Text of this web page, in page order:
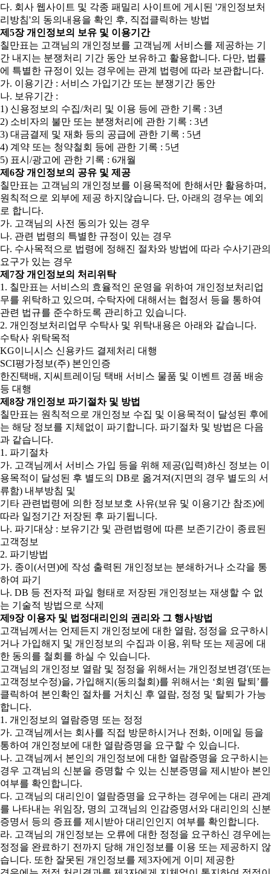
다. 회사 웹사이트 및 각종 패밀리 사이트에 게시된 '개인정보처
리방침'의 동의내용을 확인 후, 직접클릭하는 방법
제5장 개인정보의 보유 및 이용기간
칠만표는 고객님의 개인정보를 고객님께 서비스를 제공하는 기
간 내지는 분쟁처리 기간 동안 보유하고 활용합니다. 다만, 법률
에 특별한 규정이 있는 경우에는 관계 법령에 따라 보관합니다.
가. 이용기간 : 서비스 가입기간 또는 분쟁기간 동안
나. 보유기간 :
1) 신용정보의 수집/처리 및 이용 등에 관한 기록 : 3년
2) 소비자의 불만 또는 분쟁처리에 관한 기록 : 3년
3) 대금결제 및 재화 등의 공급에 관한 기록 : 5년
4) 계약 또는 청약철회 등에 관한 기록 : 5년
5) 표시/광고에 관한 기록 : 6개월
제6장 개인정보의 공유 및 제공
칠만표는 고객님의 개인정보를 이용목적에 한해서만 활용하며,
원칙적으로 외부에 제공 하지않습니다. 단, 아래의 경우는 예외
로 합니다.
가. 고객님의 사전 동의가 있는 경우
나. 관련 법령의 특별한 규정이 있는 경우
다. 수사목적으로 법령에 정해진 절차와 방법에 따라 수사기관의
요구가 있는 경우
제7장 개인정보의 처리위탁
1. 칠만표는 서비스의 효율적인 운영을 위하여 개인정보처리업
무를 위탁하고 있으며, 수탁자에 대해서는 협정서 등을 통하여
관련 법규를 준수하도록 관리하고 있습니다.
2. 개인정보처리업무 수탁사 및 위탁내용은 아래와 같습니다.
수탁사 위탁목적
KG이니시스 신용카드 결제처리 대행
SCI평가정보(주) 본인인증
한진택배, 지씨트레이딩 택배 서비스 물품 및 이벤트 경품 배송
등 대행
제8장 개인정보 파기절차 및 방법
칠만표는 원칙적으로 개인정보 수집 및 이용목적이 달성된 후에
는 해당 정보를 지체없이 파기합니다. 파기절차 및 방법은 다음
과 같습니다.
1. 파기절차
가. 고객님께서 서비스 가입 등을 위해 제공(입력)하신 정보는 이
용목적이 달성된 후 별도의 DB로 옮겨져(지면의 경우 별도의 서
류함) 내부방침 및
기타 관련법령에 의한 정보보호 사유(보유 및 이용기간 참조)에
따라 일정기간 저장된 후 파기됩니다.
나. 파기대상 : 보유기간 및 관련법령에 따른 보존기간이 종료된
고객정보
2. 파기방법
가. 종이(서면)에 작성 출력된 개인정보는 분쇄하거나 소각을 통
하여 파기
나. DB 등 전자적 파일 형태로 저장된 개인정보는 재생할 수 없
는 기술적 방법으로 삭제
제9장 이용자 및 법정대리인의 권리와 그 행사방법
고객님께서는 언제든지 개인정보에 대한 열람, 정정을 요구하시
거나 가입해지 및 개인정보의 수집과 이용, 위탁 또는 제공에 대
한 동의를 철회를 하실 수 있습니다.
고객님의 개인정보 열람 및 정정을 위해서는 개인정보변경'(또는
고객정보수정)을, 가입해지(동의철회)를 위해서는 ‘회원 탈퇴’를
클릭하여 본인확인 절차를 거치신 후 열람, 정정 및 탈퇴가 가능
합니다.
1. 개인정보의 열람증명 또는 정정
가. 고객님께서는 회사를 직접 방문하시거나 전화, 이메일 등을
통하여 개인정보에 대한 열람증명을 요구할 수 있습니다.
나. 고객님께서 본인의 개인정보에 대한 열람증명을 요구하시는
경우 고객님의 신분을 증명할 수 있는 신분증명을 제시받아 본인
여부를 확인합니다.
다. 고객님의 대리인이 열람증명을 요구하는 경우에는 대리 관계
를 나타내는 위임장, 명의 고객님의 인감증명서와 대리인의 신분
증명서 등의 증표를 제시받아 대리인인지 여부를 확인합니다.
라. 고객님의 개인정보는 오류에 대한 정정을 요구하신 경우에는
정정을 완료하기 전까지 당해 개인정보를 이용 또는 제공하지 않
습니다. 또한 잘못된 개인정보를 제3자에게 이미 제공한